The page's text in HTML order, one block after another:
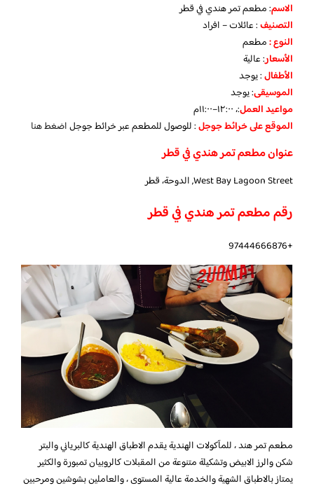
الاسم: مطعم تمر هندي في قطر
التصنيف: عائلات – افراد
النوع :مطعم
الأسعار:عالية
الأطفال:يوجد
الموسيقى:يوجد
مواعيد العمل:، ١٢:٠٠–١١:٠٠م
الموقع على خرائط جوجل: للوصول للمطعم عبر خرائط جوجلاضغط هنا
عنوان مطعم تمر هندي في قطر
West Bay Lagoon Street, الدوحة، قطر
رقم مطعم تمر هندي في قطر
+97444666876
مطعم تمر هند ، للمآكولات الهندية يقدم الاطباق الهندية كالبرياني والبتر
شكن والرز الابيض وتشكيلة متنوعة من المقبلات كالروبيان تمبورة والكثير
يمتاز بالاطباق الشهية والخدمة عالية المستوى ، والعاملين بشوشين ومرحبين